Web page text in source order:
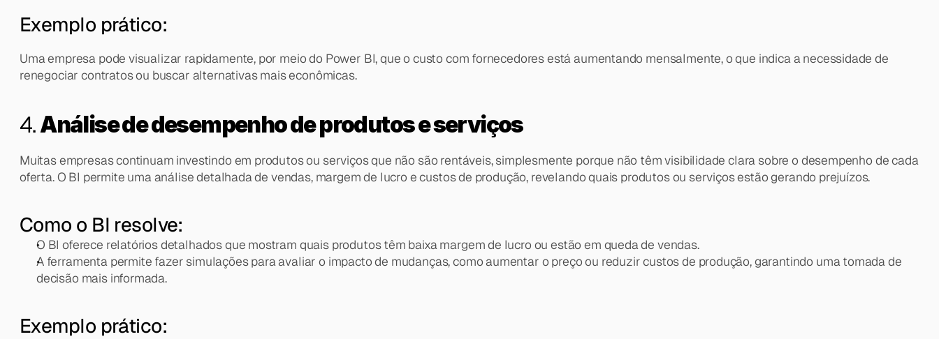
Exemplo prático:
Uma empresa pode visualizar rapidamente, por meio do Power BI, que o custo com fornecedores está aumentando mensalmente, o que indica a necessidade de
renegociar contratos ou buscar alternativas mais econômicas.
4. Análise de desempenho de produtos e serviços
Muitas empresas continuam investindo em produtos ou serviços que não são rentáveis, simplesmente porque não têm visibilidade clara sobre o desempenho de cada
oferta. O BI permite uma análise detalhada de vendas, margem de lucro e custos de produção, revelando quais produtos ou serviços estão gerando prejuízos.
Como o BI resolve:
O BI oferece relatórios detalhados que mostram quais produtos têm baixa margem de lucro ou estão em queda de vendas.
A ferramenta permite fazer simulações para avaliar o impacto de mudanças, como aumentar o preço ou reduzir custos de produção, garantindo uma tomada de
decisão mais informada.
Exemplo prático: